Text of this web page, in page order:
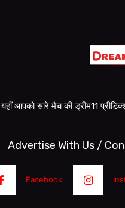
यहाँ आपको सारे मैच की ड्रीम11
Advertise With Us /
Facebook